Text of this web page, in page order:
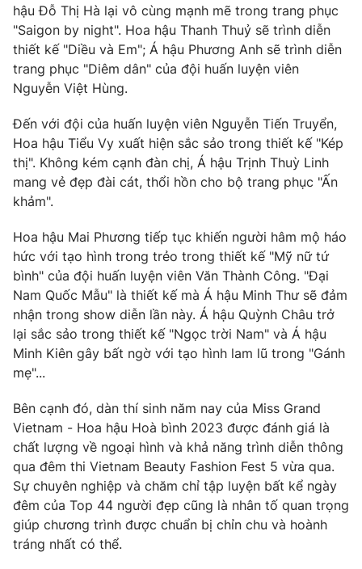
hậu Đỗ Thị Hà lại vô cùng mạnh mẽ trong trang phục
"Saigon by night". Hoa hậu Thanh Thuỷ sẽ trình diễn
thiết kế "Diều và Em"; Á hậu Phương Anh sẽ trình diễn
trang phục "Diêm dân" của đội huấn luyện viên
Nguyễn Việt Hùng.
Đến với đội của huấn luyện viên Nguyễn Tiến Truyển,
Hoa hậu Tiểu Vy xuất hiện sắc sảo trong thiết kế "Kép
thị". Không kém cạnh đàn chị, Á hậu Trịnh Thuỳ Linh
mang vẻ đẹp đài cát, thổi hồn cho bộ trang phục "Ấn
khảm".
Hoa hậu Mai Phương tiếp tục khiến người hâm mộ háo
hức với tạo hình trong trẻo trong thiết kế "Mỹ nữ tứ
bình" của đội huấn luyện viên Văn Thành Công. "Đại
Nam Quốc Mẫu" là thiết kế mà Á hậu Minh Thư sẽ đảm
nhận trong show diễn lần này. Á hậu Quỳnh Châu trở
lại sắc sảo trong thiết kế "Ngọc trời Nam" và Á hậu
Minh Kiên gây bất ngờ với tạo hình lam lũ trong "Gánh
mẹ"...
Bên cạnh đó, dàn thí sinh năm nay của Miss Grand
Vietnam - Hoa hậu Hoà bình 2023 được đánh giá là
chất lượng về ngoại hình và khả năng trình diễn thông
qua đêm thi Vietnam Beauty Fashion Fest 5 vừa qua.
Sự chuyên nghiệp và chăm chỉ tập luyện bất kể ngày
đêm của Top 44 người đẹp cũng là nhân tố quan trọng
giúp chương trình được chuẩn bị chỉn chu và hoành
tráng nhất có thể.